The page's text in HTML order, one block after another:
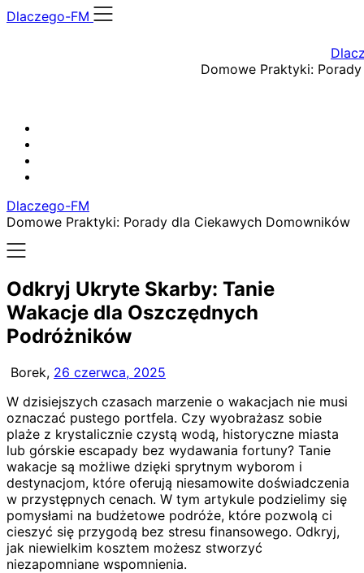
Skip
Dlaczego-FM
Domowe Praktyki:
Dlaczego-FM
Domowe Praktyki: Porady dla Ciekawych Domowników
Odkryj Ukryte Skarby: Tanie
Wakacje dla Oszczędnych
Podróżników
Borek, 26 czerwca, 2025
W dzisiejszych czasach marzenie o wakacjach nie musi
oznaczać pustego portfela. Czy wyobrażasz sobie
plaże z krystalicznie czystą wodą, historyczne miasta
lub górskie escapady bez wydawania fortuny? Tanie
wakacje są możliwe dzięki sprytnym wyborom i
destynacjom, które oferują niesamowite doświadczenia
w przystępnych cenach. W tym artykule podzielimy się
pomysłami na budżetowe podróże, które pozwolą ci
cieszyć się przygodą bez stresu finansowego. Odkryj,
jak niewielkim kosztem możesz stworzyć
niezapomniane wspomnienia.